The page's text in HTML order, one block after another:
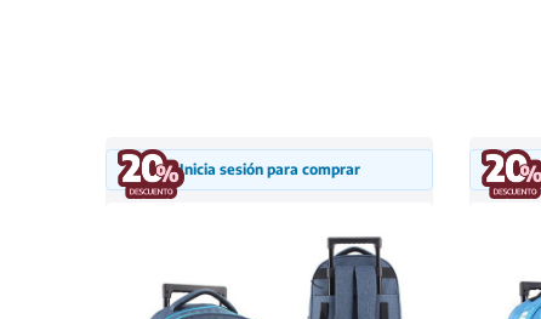
Inicia sesión para comprar